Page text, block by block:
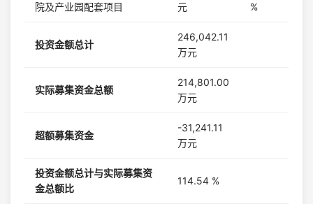
院及产业园配套项目
元
%
投资金额总计
246,042.11
万元
实际募集资金总额
214,801.00
万元
超额募集资金
-31,241.11
万元
投资金额总计与实际募集资
金总额比
114.54 %